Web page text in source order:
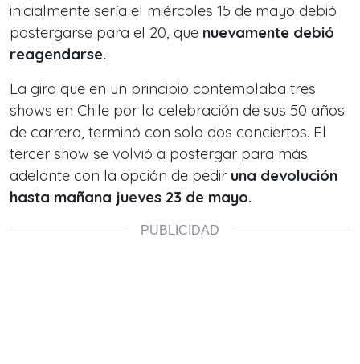
inicialmente sería el miércoles 15 de mayo debió
postergarse para el 20, que nuevamente debió
reagendarse.
La gira que en un principio contemplaba tres
shows en Chile por la celebración de sus 50 años
de carrera, terminó con solo dos conciertos. El
tercer show se volvió a postergar para más
adelante con la opción de pedir una devolución
hasta mañana jueves 23 de mayo.